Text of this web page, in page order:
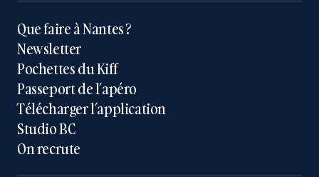
Que faire à Nantes ?
Newsletter
Pochettes du Kiff
Passeport de l’apéro
Télécharger l’application
Studio BC
On recrute